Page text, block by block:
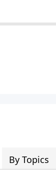
By Topics